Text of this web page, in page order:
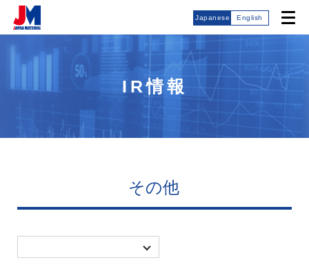
Japanese English
IR情報
その他